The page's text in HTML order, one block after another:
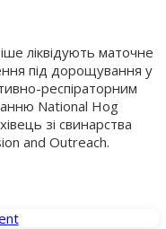
ліквідують маточне
під дорощування у
респіраторним
National Hog
зі свинарства
and Outreach.